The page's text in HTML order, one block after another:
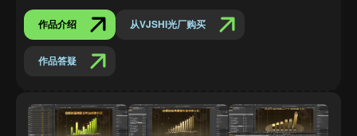
作品介绍 从VJSHI光厂购买
作品答疑